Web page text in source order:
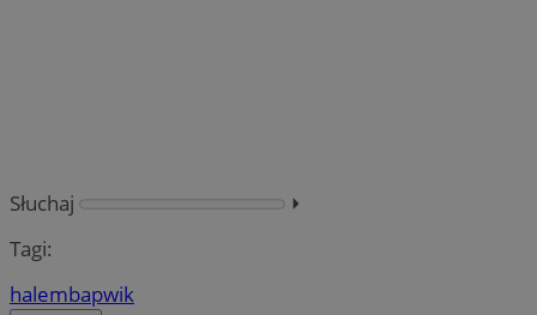
Słuchaj
⏵︎
Tagi:
halembapwik